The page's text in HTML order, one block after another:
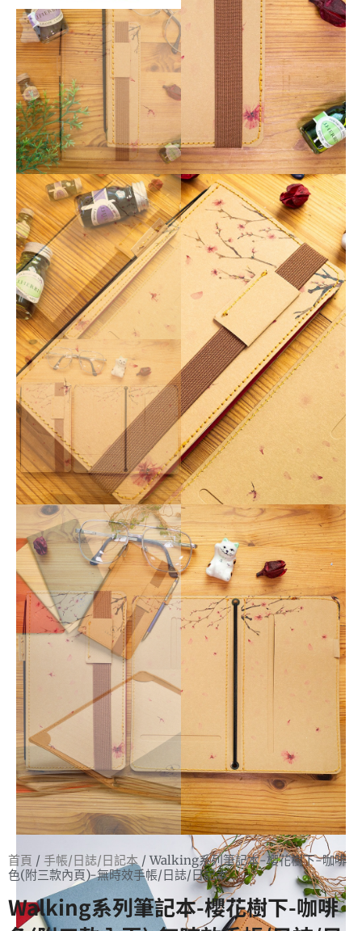
首頁 / 手帳/日誌/日記本 / Walking系列筆記本-櫻花樹下-咖啡
色(附三款內頁)-無時效手帳/日誌/日記本
Walking系列筆記本-櫻花樹下-咖啡